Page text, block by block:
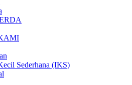
Sederhana (IKS)